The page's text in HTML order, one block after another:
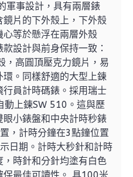
事設計，具有兩層錶
片的下外殼上，下外殼
等於懸浮在兩層外殼
設計與前身保持一致：
，高圓頂壓克力鏡片，易
。同樣舒適的大型上鍊
員計時碼錶。採用瑞士
上鍊SW 510。這與歷
小錶盤和中央計時秒錶
，計時分鐘在3點鐘位置
日期。計時大秒針和計時
時針和分針均塗有白色